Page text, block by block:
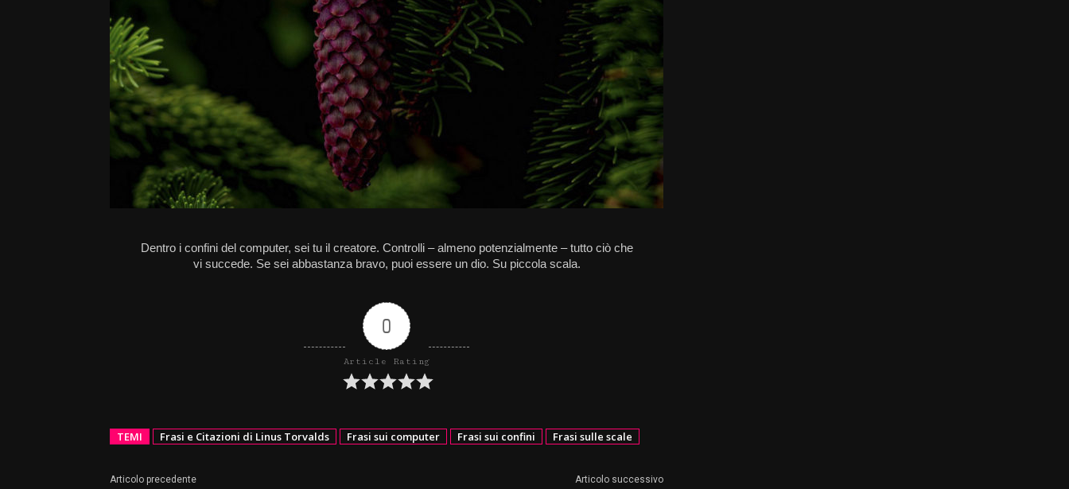
Dentro i confini del computer, sei tu il creatore. Controlli – almeno potenzialmente – tutto ciò che
vi succede. Se sei abbastanza bravo, puoi essere un dio. Su piccola scala.
0
Article Rating
TEMI Frasi e Citazioni di Linus Torvalds Frasi sui computer Frasi sui confini Frasi sulle scale
Articolo precedente Articolo successivo